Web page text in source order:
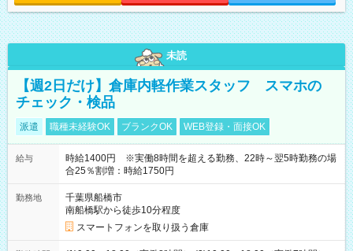
未読
【週2日だけ】倉庫内軽作業スタッフ スマホの
チェック・検品
派遣 職種未経験OK ブランクOK WEB登録・面接OK
給与
時給1400円 ※実働8時間を超える勤務、22時～翌5時勤務の場
合25％割増：時給1750円
勤務地
千葉県船橋市
南船橋駅から徒歩10分程度
スマートフォンを取り扱う倉庫